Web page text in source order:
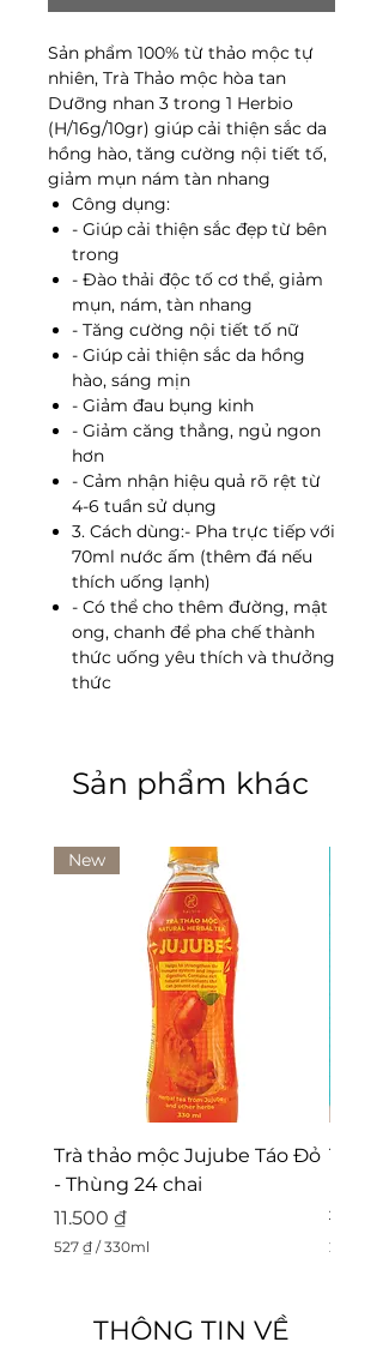
Sản phẩm 100% từ thảo mộc tự
nhiên, Trà Thảo mộc hòa tan
Dưỡng nhan 3 trong 1 Herbio
(H/16g/10gr) giúp cải thiện sắc da
hồng hào, tăng cường nội tiết tố,
giảm mụn nám tàn nhang
Công dụng:
- Giúp cải thiện sắc đẹp từ bên
trong
- Đào thải độc tố cơ thể, giảm
mụn, nám, tàn nhang
- Tăng cường nội tiết tố nữ
- Giúp cải thiện sắc da hồng
hào, sáng mịn
- Giảm đau bụng kinh
- Giảm căng thẳng, ngủ ngon
hơn
- Cảm nhận hiệu quả rõ rệt từ
4-6 tuần sử dụng
3. Cách dùng:- Pha trực tiếp với
70ml nước ấm (thêm đá nếu
thích uống lạnh)
- Có thể cho thêm đường, mật
ong, chanh để pha chế thành
thức uống yêu thích và thưởng
thức
Sản phẩm khác
New
Trà thảo mộc Jujube Táo Đỏ
- Thùng 24 chai
Giá
11.500 ₫
527 ₫ /330ml
Trà
Giá
25.000 ₫
THÔNG TIN VỀ